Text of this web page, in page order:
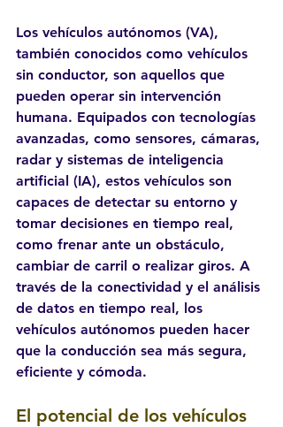
Los vehículos autónomos (VA),
también conocidos como vehículos
sin conductor, son aquellos que
pueden operar sin intervención
humana. Equipados con tecnologías
avanzadas, como sensores, cámaras,
radar y sistemas de inteligencia
artificial (IA), estos vehículos son
capaces de detectar su entorno y
tomar decisiones en tiempo real,
como frenar ante un obstáculo,
cambiar de carril o realizar giros. A
través de la conectividad y el análisis
de datos en tiempo real, los
vehículos autónomos pueden hacer
que la conducción sea más segura,
eficiente y cómoda.
El potencial de los vehículos